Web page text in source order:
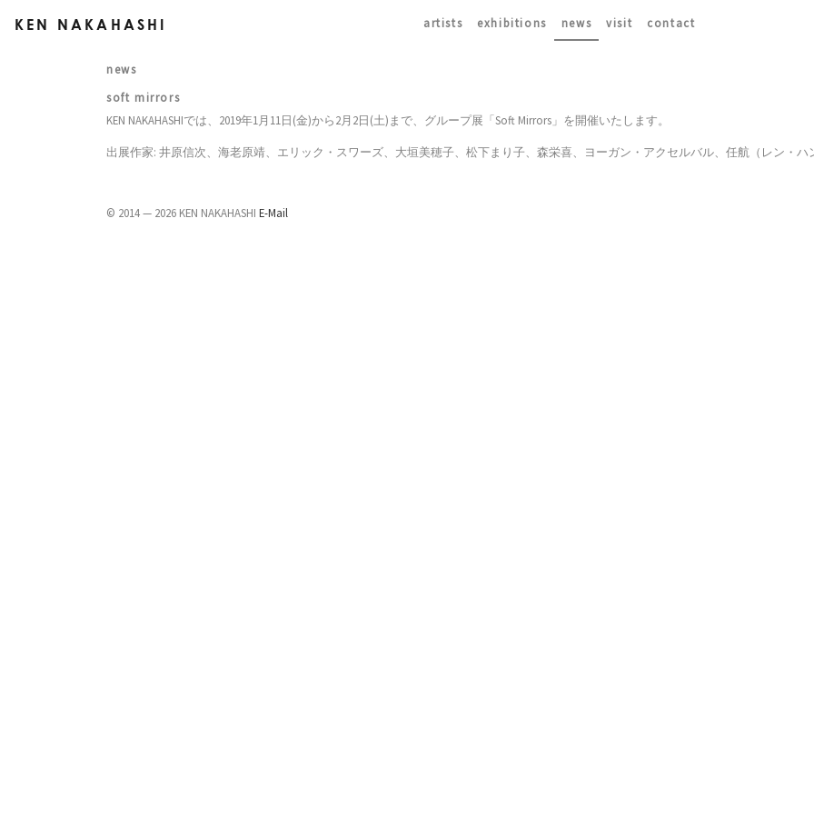
KEN NAKAHASHI artists exhibitions news visit contact
news
soft mirrors
KEN NAKAHASHIでは、2019年1月11日(金)から2月2日(土)まで、グループ展「Soft Mirrors」を開催いたします。
出展作家: 井原信次、海老原靖、エリック・スワーズ、大垣美穂子、松下まり子、森栄喜、ヨーガン・アクセルバル、任航（レン・ハ
© 2014 — 2026 KEN NAKAHASHI E-Mail